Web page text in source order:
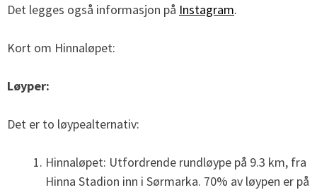
Det legges også informasjon på Instagram.
Kort om Hinnaløpet:
Løyper:
Det er to løypealternativ:
Hinnaløpet: Utfordrende rundløype på 9.3 km, fra
Hinna Stadion inn i Sørmarka. 70% av løypen er på